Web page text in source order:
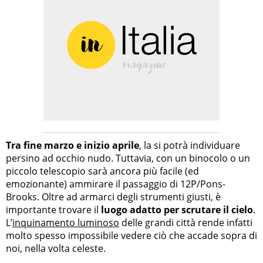
Tra fine marzo e inizio aprile, la si potrà individuare
persino ad occhio nudo. Tuttavia, con un binocolo o un
piccolo telescopio sarà ancora più facile (ed
emozionante) ammirare il passaggio di 12P/Pons-
Brooks. Oltre ad armarci degli strumenti giusti, è
importante trovare il luogo adatto per scrutare il cielo.
L’inquinamento luminoso delle grandi città rende infatti
molto spesso impossibile vedere ciò che accade sopra di
noi, nella volta celeste.